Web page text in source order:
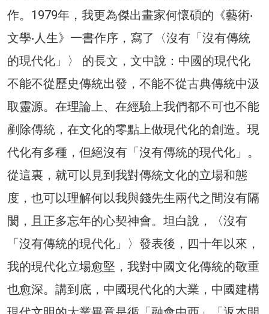
作。1979年，我更為傑出畫家何懷碩的《藝術‧
文學‧人生》一書作序，寫了〈沒有「沒有傳統
的現代化」〉 的長文，文中說：中國的現代化
不能不從歷史傳統出發，不能不從古典傳統中汲
取靈源。在理論上、在經驗上我們都不可也不能
剷除傳統，在文化的零點上做現代化的創造。現
代化有多種，但絕沒有「沒有傳統的現代化」。
從這裏，就可以見到我對傳統文化的立場和態
度，也可以理解何以我與錢先生兩代之間沒有隔
閡，且正多忘年的心契神會。坦白說，〈沒有
「沒有傳統的現代化」〉發表後，四十年以來，
我的現代化立場愈堅，我對中國文化傳統的敬重
也愈深。講到底，中國現代化的大業，中國建構